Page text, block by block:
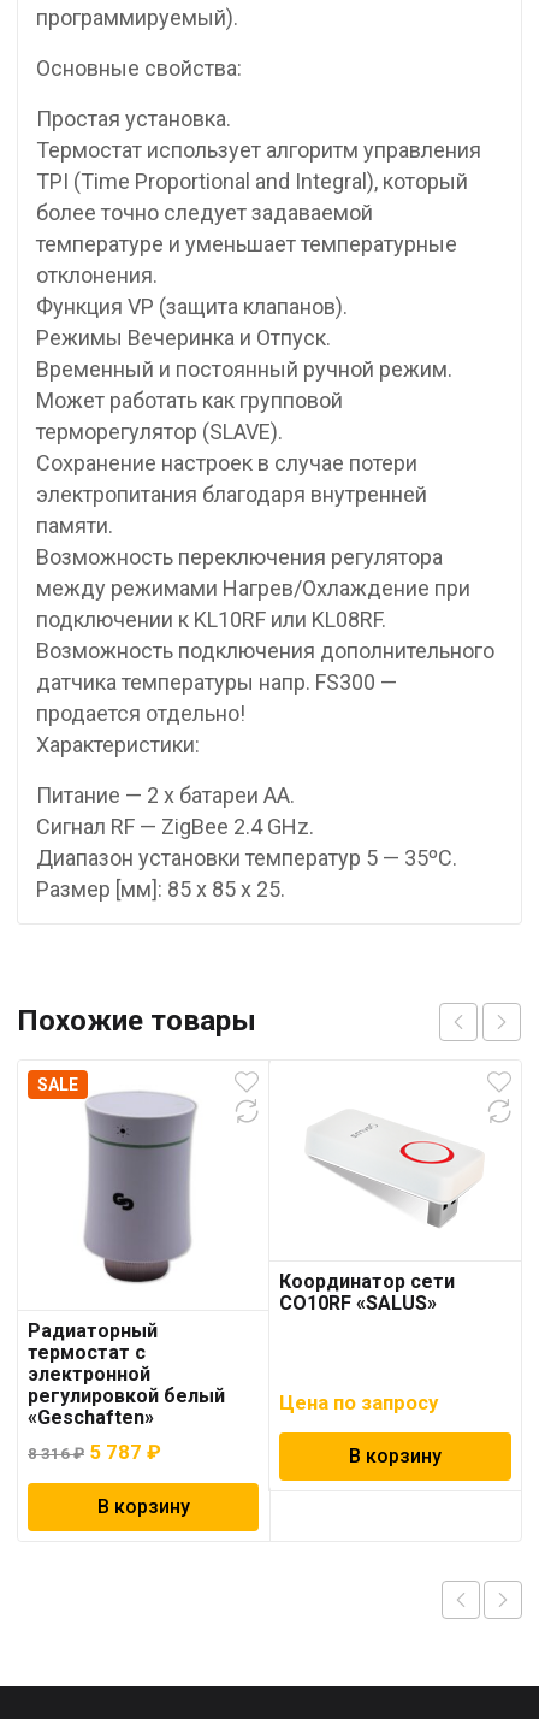
программируемый).
Основные свойства:
Простая установка.
Термостат использует алгоритм управления
TPI (Time Proportional and Integral), который
более точно следует задаваемой
температуре и уменьшает температурные
отклонения.
Функция VP (защита клапанов).
Режимы Вечеринка и Отпуск.
Временный и постоянный ручной режим.
Может работать как групповой
терморегулятор (SLAVE).
Сохранение настроек в случае потери
электропитания благодаря внутренней
памяти.
Возможность переключения регулятора
между режимами Нагрев/Охлаждение при
подключении к KL10RF или KL08RF.
Возможность подключения дополнительного
датчика температуры напр. FS300 —
продается отдельно!
Характеристики:
Питание — 2 х батареи АА.
Сигнал RF — ZigBee 2.4 GHz.
Диапазон установки температур 5 — 35ºC.
Размер [мм]: 85 x 85 x 25.
Похожие товары
SALE
Радиаторный
термостат с
электронной
регулировкой белый
«Geschaften»
8 316₽ Первоначальная
цена
составляла
8
5 787 ₽
цена:
5
787 ₽.
В корзину
Координатор сети
CO10RF «SALUS»
Цена по запросу
В корзину